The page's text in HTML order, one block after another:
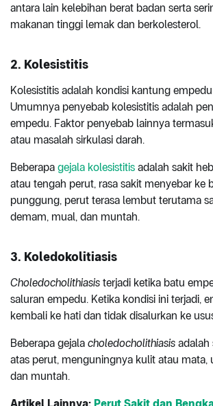
antara lain kelebihan berat badan serta
makanan tinggi lemak dan berkolesterol.
2. Kolesistitis
Kolesistitis adalah kondisi kantung
Umumnya penyebab kolesistitis adalah
empedu. Faktor penyebab lainnya
atau masalah sirkulasi darah.
Beberapa gejala kolesistitis adalah sakit
atau tengah perut, rasa sakit menyebar ke
punggung, perut terasa lembut terutama
demam, mual, dan muntah.
3. Koledokolitiasis
Choledocholithiasis terjadi ketika batu
saluran empedu. Ketika kondisi ini terjadi,
kembali ke hati dan tidak disalurkan ke
Beberapa gejala choledocholithiasis adalah
atas perut, menguningnya kulit atau mata,
dan muntah.
Artikel Lainnya: Perut Sakit dan